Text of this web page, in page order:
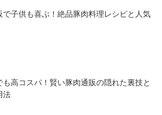
で子供も喜ぶ！絶品豚肉料理レシピと人気
も高コスパ！賢い豚肉通販の隠れた裏技と
法